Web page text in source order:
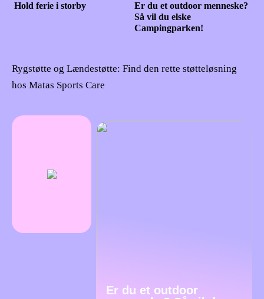
Hold ferie i storby
Er du et outdoor menneske?
Så vil du elske
Campingparken!
Rygstøtte og Lændestøtte: Find den rette støtteløsning
hos Matas Sports Care
Er du et outdoor